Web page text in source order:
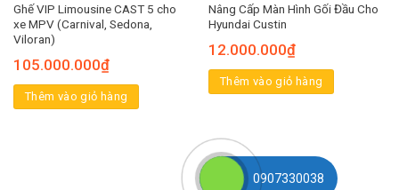
Ghế VIP Limousine CAST 5 cho
xe MPV (Carnival, Sedona,
Viloran)
105.000.000₫
Thêm vào giỏ hàng
Nâng Cấp Màn Hình Gối Đầu Cho
Hyundai Custin
12.000.000₫
Thêm vào giỏ hàng
0907330038